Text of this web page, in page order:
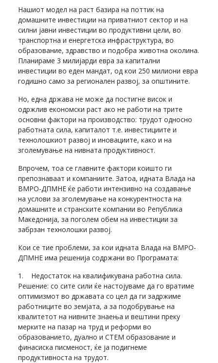
Нашиот модел на раст базира на поттик на
домашните инвестиции на приватниот сектор и на
силни јавни инвестиции во продуктивни цели, во
транспортна и енергетска инфраструктура, во
образование, здравство и подобра животна околина.
Планираме 3 милијарди евра за капитални
инвестиции во еден мандат, од кои 250 милиони евра
годишно само за регионален развој, за општините.
Но, една држава не може да постигне висок и
одржлив економски раст ако не работи на трите
основни фактори на производство: трудот односно
работната сила, капиталот т.е. инвестициите и
технолошкиот развој и иновациите, како и на
зголемување на нивната продуктивност.
Впрочем, тоа се главните фактори коишто ги
препознаваат и компаниите. Затоа, идната Влада на
ВМРО-ДПМНЕ ќе работи интензивно на создавање
на услови за зголемување на конкурентноста на
домашните и странските компании во Република
Македонија, за поголем обем на инвестиции за
забрзан технолошки развој.
Кои се тие проблеми, за кои идната Влада на ВМРО-
ДПМНЕ има решенија содржани во Програмата:
1. Недостаток на квалификувана работна сила.
Решение: со сите сили ќе настојуваме да го вратиме
оптимизмот во државата со цел да ги задржиме
работниците во земјата, а за подобрување на
квалитетот на нивните знаења и вештини преку
мерките на пазар на труд и реформи во
образованието, дуално и СТЕМ образование и
финасиска писменост, ќе ја подигнеме
продуктивноста на трудот.